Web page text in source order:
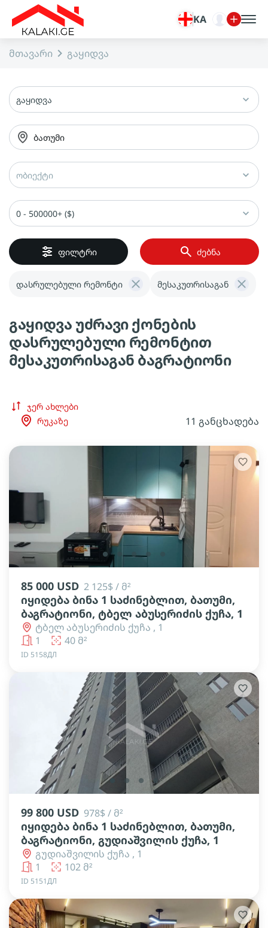
KA
მთავარი გაყიდვა
გაყიდვა
ბათუმი
ობიექტი
0 - 500000+ ($)
ფილტრი ძებნა
დასრულებული რემონტი მესაკუთრისაგან
გაყიდვა უძრავი ქონების
დასრულებული რემონტით
მესაკუთრისაგან ბაგრატიონი
ჯერ ახლები
რუკაზე
11 განცხადება
lens lens lens
85 000 USD 2 125$ / მ²
იყიდება ბინა 1 საძინებლით, ბათუმი,
ბაგრატიონი, ტბელ აბუსერიძის ქუჩა, 1
ტბელ აბუსერიძის ქუჩა , 1
1
40 მ²
ID 5158ДЛ
lens lens lens lens
99 800 USD 978$ / მ²
იყიდება ბინა 1 საძინებლით, ბათუმი,
ბაგრატიონი, გუდიაშვილის ქუჩა, 1
გუდიაშვილის ქუჩა , 1
1
102 მ²
ID 5151ДЛ